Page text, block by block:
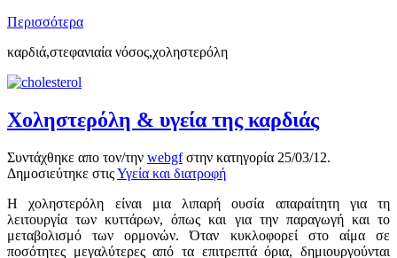
Περισσότερα
καρδιά,στεφανιαία νόσος,χοληστερόλη
Χοληστερόλη & υγεία της καρδιάς
Συντάχθηκε απο τον/την webgfστην κατηγορία 25/03/12.
Δημοσιεύτηκε στιςΥγεία και διατροφή
Η χοληστερόλη είναι μια λιπαρή ουσία απαραίτητη για τη
λειτουργία των κυττάρων, όπως και για την παραγωγή και το
μεταβολισμό των ορμονών. Όταν κυκλοφορεί στο αίμα σε
ποσότητες μεγαλύτερες από τα επιτρεπτά όρια, δημιουργούνται